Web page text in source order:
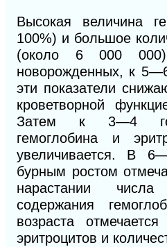
Высокая величина
100%) и большое
(около 6 000
новорожденных, к
эти показатели
кроветворной
Затем к 3—4
гемоглобина и
увеличивается. В
бурным ростом
нарастании
содержания гемо
возраста
эритроцитов и